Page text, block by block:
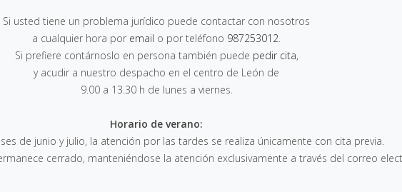
Si usted tiene un problema jurídico puede contactar con nosotros
a cualquier hora por email o por teléfono 987253012
Si prefiere contárnoslo en persona también puede pedir cita,
y acudir a nuestro despacho en el centro de León de
9.00 a 13.30 h de lunes a viernes
Horario de verano:
de junio y julio, la atención por las tardes se realiza únicamente con cita previa.
cerrado, manteniéndose la atención exclusivamente a través del correo